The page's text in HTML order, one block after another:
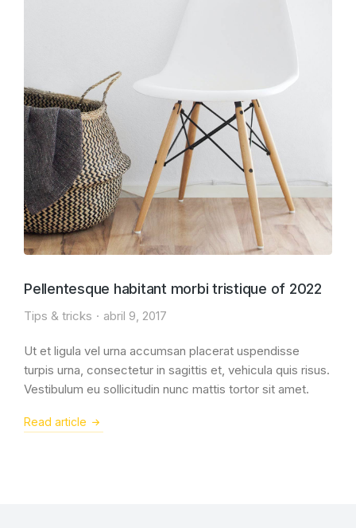
Pellentesque habitant morbi tristique of 2022
Tips & tricks abril 9, 2017
Ut et ligula vel urna accumsan placerat uspendisse
turpis urna, consectetur in sagittis et, vehicula quis risus.
Vestibulum eu sollicitudin nunc mattis tortor sit amet.
Read article